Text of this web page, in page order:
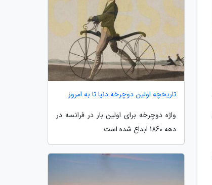
تاریخچه اولین دوچرخه دنیا تا به امروز
واژه دوچرخه برای اولین بار در فرانسه در
دهه 1860 ابداع شده است.